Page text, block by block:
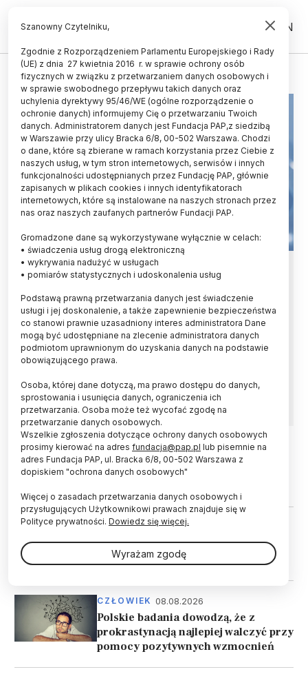
PL EN
ŚWIAT
Popularny mikroplastik może
Polietylen - jedno z najczęściej stosowanych
tworzyw sztucznych - jeśli wniknie do
organizmu pod postacią mikroplastiku, może
mieć związek ze stłuszczeniem wątroby. Inne
naukowcy.
ŚWIAT 08.08.2026
W europejskich lasach rosną straty
ŚWIAT 08.08.2026
Udział w szkoleniu kotów pomaga i
dzieciom, i kotom
CZŁOWIEK 08.08.2026
Polskie badania dowodzą, że z
prokrastynacją najlepiej walczyć przy
pomocy pozytywnych wzmocnień
Szanowny Czytelniku,
Zgodnie z Rozporządzeniem Parlamentu Europejskiego i Rady
(UE) z dnia 27 kwietnia 2016 r. w sprawie ochrony osób
fizycznych w związku z przetwarzaniem danych osobowych i
w sprawie swobodnego przepływu takich danych oraz
uchylenia dyrektywy 95/46/WE (ogólne rozporządzenie o
ochronie danych) informujemy Cię o przetwarzaniu Twoich
danych. Administratorem danych jest Fundacja PAP,z siedzibą
w Warszawie przy ulicy Bracka 6/8, 00-502 Warszawa. Chodzi
o dane, które są zbierane w ramach korzystania przez Ciebie z
naszych usług, w tym stron internetowych, serwisów i innych
funkcjonalności udostępnianych przez Fundację PAP, głównie
zapisanych w plikach cookies i innych identyfikatorach
internetowych, które są instalowane na naszych stronach przez
nas oraz naszych zaufanych partnerów Fundacji PAP.
Gromadzone dane są wykorzystywane wyłącznie w celach:
• świadczenia usług drogą elektroniczną
• wykrywania nadużyć w usługach
• pomiarów statystycznych i udoskonalenia usług
Podstawą prawną przetwarzania danych jest świadczenie
usługi i jej doskonalenie, a także zapewnienie bezpieczeństwa
co stanowi prawnie uzasadniony interes administratora Dane
mogą być udostępniane na zlecenie administratora danych
podmiotom uprawnionym do uzyskania danych na podstawie
obowiązującego prawa.
Osoba, której dane dotyczą, ma prawo dostępu do danych,
sprostowania i usunięcia danych, ograniczenia ich
przetwarzania. Osoba może też wycofać zgodę na
przetwarzanie danych osobowych.
Wszelkie zgłoszenia dotyczące ochrony danych osobowych
prosimy kierować na adres fundacja@pap.pl lub pisemnie na
adres Fundacja PAP, ul. Bracka 6/8, 00-502 Warszawa z
dopiskiem "ochrona danych osobowych"
Więcej o zasadach przetwarzania danych osobowych i
przysługujących Użytkownikowi prawach znajduje się w
Polityce prywatności. Dowiedz się więcej.
Wyrażam zgodę